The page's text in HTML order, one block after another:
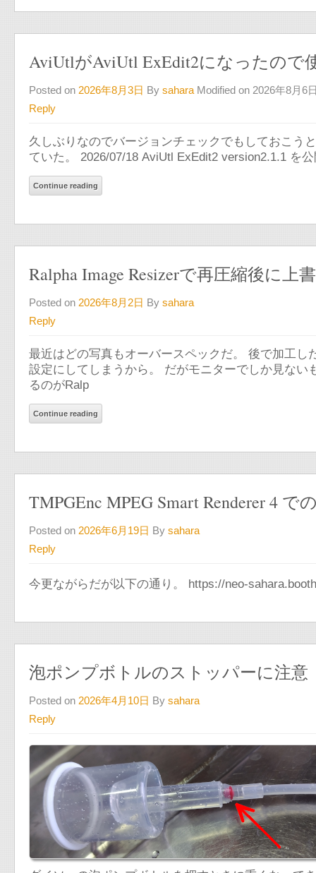
AviUtlがAviUtl ExEdit2になったので
Posted on 2026年8月3日 By sahara Modified on 2026年8月6
Reply
久しぶりなのでバージョンチェックでもしておこう
ていた。 2026/07/18 AviUtl ExEdit2 version2.1.1 を
Continue reading
Ralpha Image Resizerで再圧縮後に上
Posted on 2026年8月2日 By sahara
Reply
最近はどの写真もオーバースペックだ。 後で加工
設定にしてしまうから。 だがモニターでしか見な
るのがRalp
Continue reading
TMPGEnc MPEG Smart Renderer 4 で
Posted on 2026年6月19日 By sahara
Reply
今更ながらだが以下の通り。 https://neo-
泡ポンプボトルのストッパーに注意
Posted on 2026年4月10日 By sahara
Reply